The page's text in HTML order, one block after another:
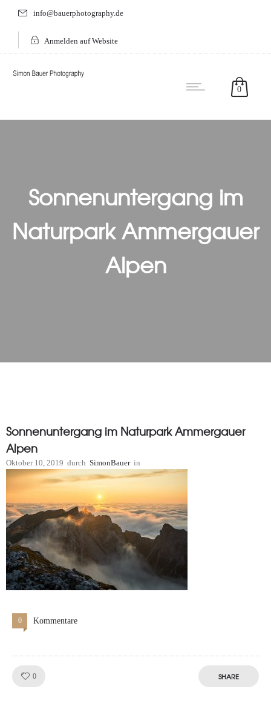
info@bauerphotography.de
Anmelden auf Website
0
Sonnenuntergang im
Naturpark Ammergauer
Alpen
Sonnenuntergang im Naturpark Ammergauer
Alpen
Oktober 10, 2019 durch SimonBauer in
0 Kommentare
0 SHARE